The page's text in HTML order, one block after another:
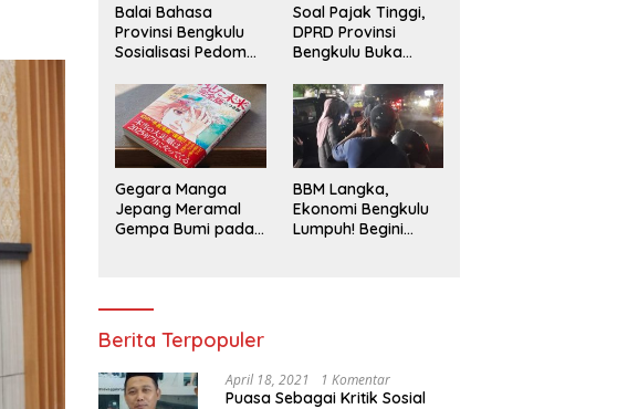
Balai Bahasa
Provinsi Bengkulu
Sosialisasi Pedoman
Penggunaan
Bahasa Indonesia
Soal Pajak Tinggi,
DPRD Provinsi
Bengkulu Buka
Pengaduan
Masyarakat
Gegara Manga
Jepang Meramal
Gempa Bumi pada
BBM Langka,
Ekonomi Bengkulu
Lumpuh! Begini
Berita Terpopuler
April 18, 2021 1 Komentar
Puasa Sebagai Kritik Sosial